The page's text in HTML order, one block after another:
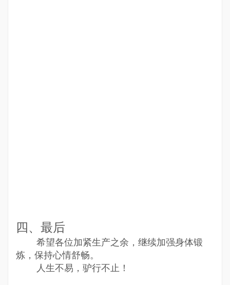
四、最后
希望各位加紧生产之余，继续加强身体锻
炼，保持心情舒畅。
人生不易，驴行不止！